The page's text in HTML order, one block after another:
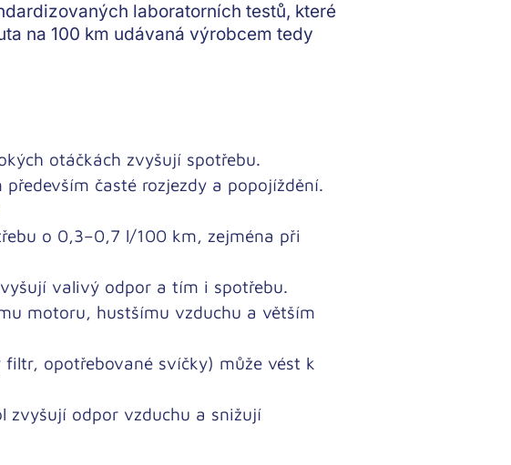
laboratorních testů, které
na 100 km udávaná výrobcem tedy
otáčkách zvyšují spotřebu.
časté rozjezdy a popojíždění.
o 0,3–0,7 l/100 km, zejména při
valivý odpor a tím i spotřebu.
motoru, hustšímu vzduchu a větším
opotřebované svíčky) může vést k
zvyšují odpor vzduchu a snižují